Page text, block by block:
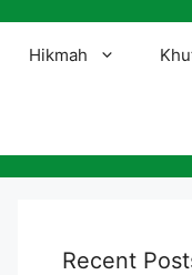
Hikmah
Recent